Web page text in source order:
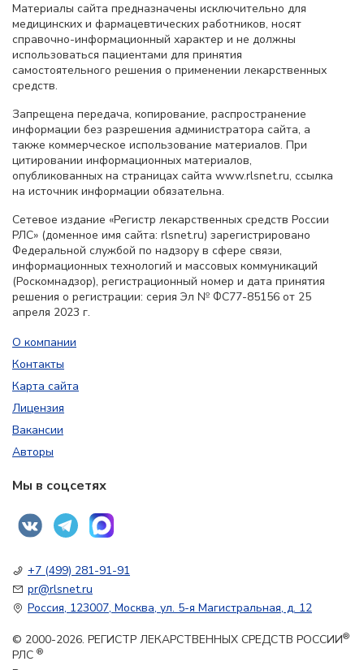
Материалы сайта предназначены исключительно для
медицинских и фармацевтических работников, носят
справочно-информационный характер и не должны
использоваться пациентами для принятия
самостоятельного решения о применении лекарственных
средств.
Запрещена передача, копирование, распространение
информации без разрешения администратора сайта, а
также коммерческое использование материалов. При
цитировании информационных материалов,
опубликованных на страницах сайта www.rlsnet.ru, ссылка
на источник информации обязательна.
Сетевое издание «Регистр лекарственных средств России
РЛС» (доменное имя сайта: rlsnet.ru) зарегистрировано
Федеральной службой по надзору в сфере связи,
информационных технологий и массовых коммуникаций
(Роскомнадзор), регистрационный номер и дата принятия
решения о регистрации: серия Эл № ФС77-85156 от 25
апреля 2023 г.
О компании
Контакты
Карта сайта
Лицензия
Вакансии
Авторы
Мы в соцсетях
+7 (499) 281-91-91
pr@rlsnet.ru
Россия, 123007, Москва, ул. 5-я Магистральная, д. 12
© 2000-2026. РЕГИСТР ЛЕКАРСТВЕННЫХ СРЕДСТВ РОССИИ®
РЛС ®